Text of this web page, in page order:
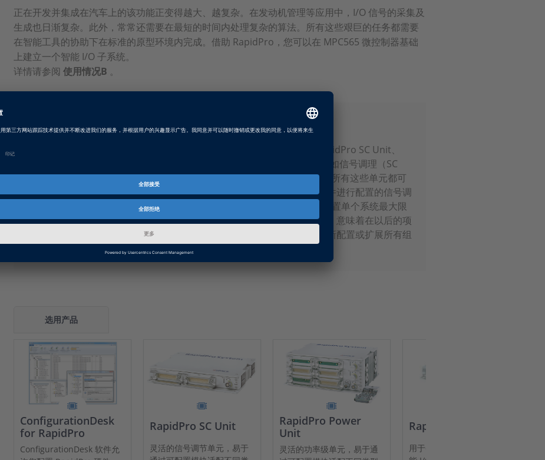
正在开发并集成在汽车上的该功能正变得越大、越复杂。在发动机管理等应用中，I/O 信号的采集及
生成也日渐复杂。此外，常常还需要在最短的时间内处理复杂的算法。所有这些艰巨的任务都需要
在智能工具的协助下在标准的原型环境内完成。借助 RapidPro，您可以在 MPC565 微控制器基础
上建立一个智能 I/O 子系统。
详情请参阅 使用情况B 。
主要优点
RapidPro 硬件用于扩展 dSPACE 原型系统。它基于三个不同的单元：RapidPro SC Unit、
RapidPro Power Unit和RapidPro Control Unit。它们完成不同的任务，如信号调理（SC
Unit）、信号放大（Power Unit）、提供高级I/O功能（Control Unit）。所有这些单元都可
以单独使用，也可以作为一个物理单元连接到堆栈。可用现有的软件及硬件进行配置的信号调
节 (SC) 模块及功率级 (PS) 模块可以安装在 RapidPro 单元中，以便通过设置单个系统最大限
度地满足特定的应用需求。模块化概念是指使用硬件和软件可配置的模块，意味着在以后的项
目中以及在需求发生变化等情况下，只需要最少的投入便能重复使用、重新配置或扩展所有组
选用产品
ConfigurationDesk
for RapidPro
ConfigurationDesk 软件允
RapidPro SC Unit
灵活的信号调节单元，易于
RapidPro Power
Unit
灵活的功率级单元，易于通
RapidPro 控制单元
用于dSPACE 原型系统的智